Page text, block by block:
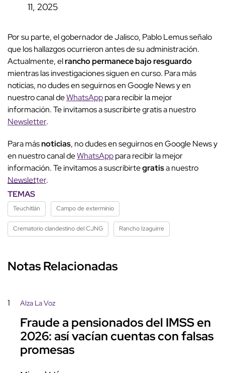
11, 2025
Por su parte, el gobernador de Jalisco, Pablo Lemus señalo
que los hallazgos ocurrieron antes de su administración.
Actualmente, elrancho permanece bajo resguardo
mientras las investigaciones siguen en curso. Para más
noticias, no dudes en seguirnos en Google News y en
nuestro canal deWhatsApppara recibir la mejor
información. Te invitamos a suscribirte gratis a nuestro
Newsletter.
Para másnoticias, no dudes en seguirnos en Google News y
en nuestro canal deWhatsApppara recibir la mejor
información. Te invitamos a suscribirtegratisa nuestro
Newsletter.
TEMAS
Teuchitlán Campo de exterminio
Crematorio clandestino del CJNG Rancho Izaguirre
Notas Relacionadas
1 Alza La Voz
Fraude a pensionados del IMSS en
2026: así vacían cuentas con falsas
promesas